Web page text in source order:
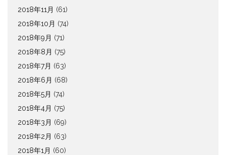
2018年11月 (61)
2018年10月 (74)
2018年9月 (71)
2018年8月 (75)
2018年7月 (63)
2018年6月 (68)
2018年5月 (74)
2018年4月 (75)
2018年3月 (69)
2018年2月 (63)
2018年1月 (60)